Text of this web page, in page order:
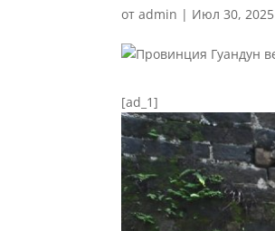
отadmin | Июл 30, 2025
[ad_1]